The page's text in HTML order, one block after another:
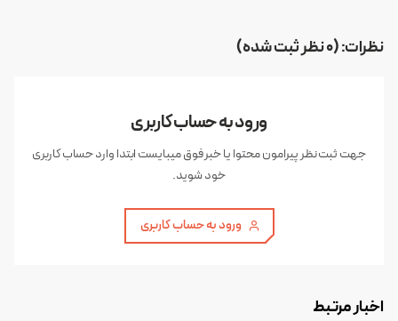
نظرات: (0 نظر ثبت شده)
ورود به حساب کاربری
جهت ثبت نظر پیرامون محتوا یا خبر فوق میبایست ابتدا وارد حساب کاربری
خود شوید.
ورود به حساب کاربری
اخبار مرتبط